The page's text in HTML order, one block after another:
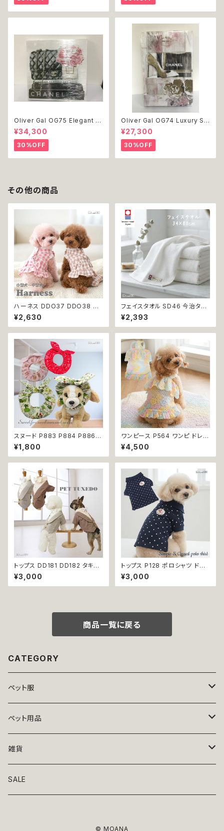
品交換不可
いい 返品交換不可
Oliver Gal OG75 Elegant E
ssentials Paris 絵 アート イ
ンテリア お祝い 贈り物 プレゼ
ント 結婚 新築 開店 周年 バー
スデイ 誕生日 ご褒美
¥34,300
30%OFF
Oliver Gal OG74 Luxury St
acked Shoes Rose Giftbo
x 絵 アート インテリア お祝い
贈り物 プレゼント 結婚 新築 開
店 周年 バースデイ 誕生日 ご褒
美
¥27,300
30%OFF
その他の商品
ハーネス DDO37 DDO38 洋
服のようなハーネス 胴輪 チェッ
ク 散歩 お出掛け 引っ張り防止
小型犬 犬 猫 ペット 服 犬服 返
¥2,630
フェイスタオル SD46 今治タオ
ル タオル 34×80cm Imabari
Tirer 白 アイボリー ラムコ糸
インド綿 贅沢タオル 高級 シン
¥2,393
スヌード P883 P884 P886
カチューシャ 耳カバー ピンク レ
ッド グリーン りぼん ドッグウェ
ア ドッグ ウェア ドッグウエア 犬
ゃれ 小型犬 濡れ防止 汚れ防止
返品交換不可
¥1,800
ワンピース P564 ワンピ ドレス
ハンドメイド 花 透け感 スカート
トップス 裏地付き パピー 小型
犬 犬 猫 ペット 服 犬服 猫服 犬
れ かわいい お出かけ 返品交換
不可
¥4,500
トップス DD181 DD182 タキシ
ード スーツ フォーマル 蝶ネクタ
イ リボン 犬 猫 ペット 服 犬の
服 猫の服 犬服 猫服 ドッグウェ
¥3,000
トップス P128 ポロシャツ ドット
柄 ハンドメイド dog ドッグウェ
ア 犬 猫 ペット 服 犬服 猫服 犬
の服 猫の服 かわいい カジュア
¥3,000
商品一覧に戻る
CATEGORY
ペット服
トップス
ニット
アロハ
ボトムス
ワンピース
ペット用品
ベッド
リード・首輪
雑貨
アート
SALE
© MOANA